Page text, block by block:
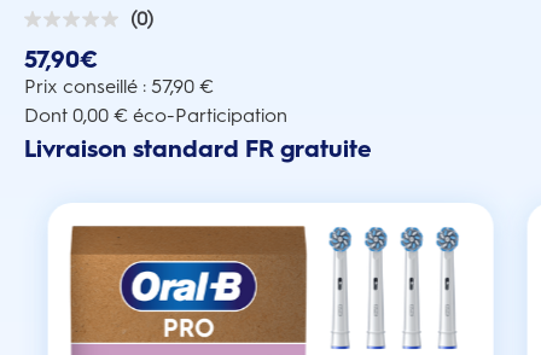
(0)
0.0
5
étoiles.
57,90€
Prix conseillé : 57,90 €
Dont 0,00 € éco-Participation
Livraison standard FR gratuite